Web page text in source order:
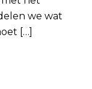
we wat
[…]